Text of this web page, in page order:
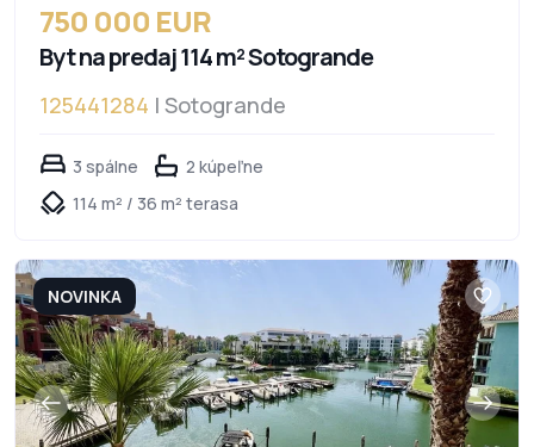
750 000 EUR
Byt na predaj 114 m² Sotogrande
125441284 | Sotogrande
3 spálne
2 kúpeľne
114 m² / 36 m² terasa
NOVINKA